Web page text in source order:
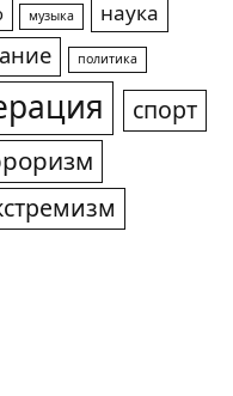
музыка
наука
политика
спорт